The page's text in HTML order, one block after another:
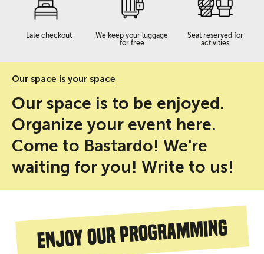
Late checkout
We keep your luggage
for free
Seat reserved for
activities
Our space is your space
Our space is to be enjoyed.
Organize your event here.
Come to Bastardo! We're
waiting for you! Write to us!
Enjoy our programming